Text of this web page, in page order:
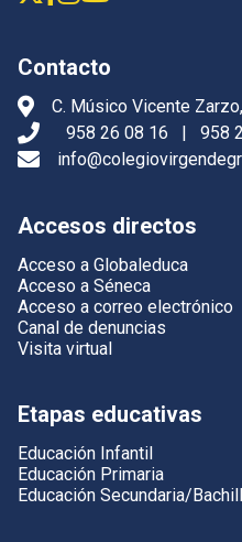
Contacto
C. Músico Vicente
958 26 08 16
|
958
Accesos directos
Acceso a Globaleduca
Acceso a Séneca
Acceso a correo electrónico
Canal de denuncias
Visita virtual
Etapas educativas
Educación Infantil
Educación Primaria
Educación Secundaria/